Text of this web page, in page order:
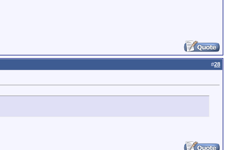
#28